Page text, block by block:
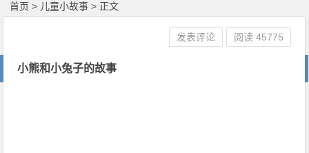
首页 > 儿童小故事 > 正文
小熊和小兔子的故事
发表评论 阅读45775